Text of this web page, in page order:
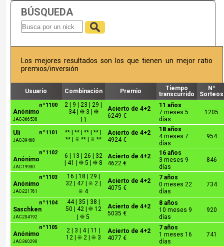
BÚSQUEDA
Los mejores resultados son los que tienen un mejor ratio
premios/inversión
Usuario Combinación Premio
Tiempo
transcurrido
Nº
Sorteos
nº1100
Anónimo
JAC-366538
2 | 9 | 23 | 29 |
34 | ☀ 3 | ☀
11
Acierto de 4+2
6249 €
11 años
7 meses 5
días
1205
nº1101
Uli
JAC-39468
** | ** | ** | ** |
** | ☀ ** | ☀ **
Acierto de 4+2
4924 €
18 años
4 meses 7
días
954
nº1102
Anónimo
JAC-19930
6 | 13 | 26 | 32
| 41 | ☀ 5 | ☀ 8
Acierto de 4+2
4622 €
16 años
3 meses 9
días
846
nº1103
Anónimo
JAC-221761
16 | 18 | 29 |
32 | 47 | ☀ 2 |
☀ 4
Acierto de 4+2
4075 €
7 años
0 meses 22
días
734
nº1104
Saschken
JAC-204192
44 | 35 | 38 |
50 | 42 | ☀ 12
| ☀ 5
Acierto de 4+2
5035 €
8 años
10 meses 9
días
920
nº1105
Anónimo
JAC-360290
2 | 3 | 4 | 11 |
12 | ☀ 2 | ☀ 3
Acierto de 4+2
4077 €
7 años
1 meses 16
días
741